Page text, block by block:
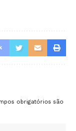
obrigatórios são